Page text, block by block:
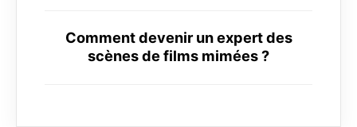
Comment devenir un expert des
scènes de films mimées ?